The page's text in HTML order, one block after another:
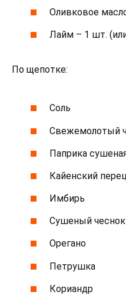
Оливковое
Лайм – 1 шт.
По щепотке:
Соль
Свежемолотый
Паприка
Кайенский
Имбирь
Сушеный чеснок
Орегано
Петрушка
Кориандр